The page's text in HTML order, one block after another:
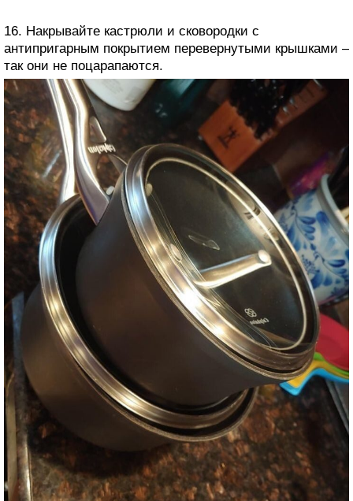
16. Накрывайте кастрюли и сковородки с
антипригарным покрытием перевернутыми крышками –
так они не поцарапаются.